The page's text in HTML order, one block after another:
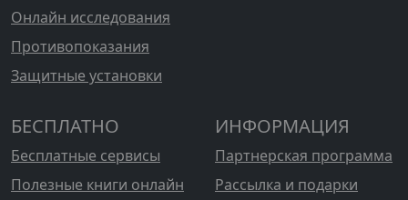
Онлайн исследования
Противопоказания
Защитные установки
БЕСПЛАТНО
Бесплатные сервисы
Полезные книги онлайн
ИНФОРМАЦИЯ
Партнерская программа
Рассылка и подарки